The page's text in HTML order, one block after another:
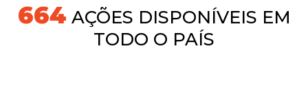
704 AÇÕES DISPONÍVEIS EM
TODO O PAÍS